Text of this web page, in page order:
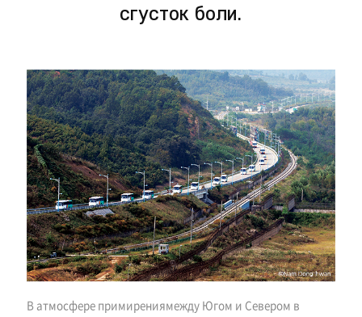
сгусток боли.
В атмосфере примирениямежду Югом и Севером в